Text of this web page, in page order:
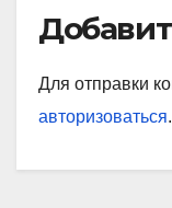
Для отправки
авторизоваться.